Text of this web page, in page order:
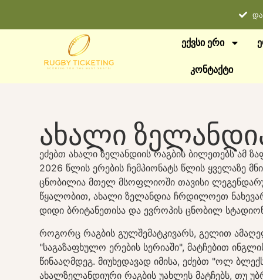
ᲔᲥᲕᲡᲘ ᲔᲠᲘ
ᲙᲝᲜᲢᲐᲥᲢᲘ
ახალი
ეძებთ ახალი ზელანდიის რაგბის ბილეთებს ამ
2026 წლის ერების ჩემპიონატს წლის ყველაზე
ცნობილია მთელ მსოფლიოში თავისი
წყალობით, ახალი ზელანდია ჩრდილოეთ
დიდი ბრიტანეთისა და ევროპის ცნობილ
როგორც რაგბის გულშემატკივარს, გელით
"საგაზაფხულო ერების სერიაში", მატჩებით
წინააღმდეგ. მიუხედავად იმისა, ეძებთ "ოლ
ახალზელანდიური რაგბის უახლეს მატჩებს, თუ